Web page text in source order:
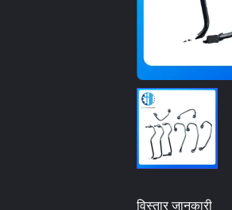
विस्तार जानकारी